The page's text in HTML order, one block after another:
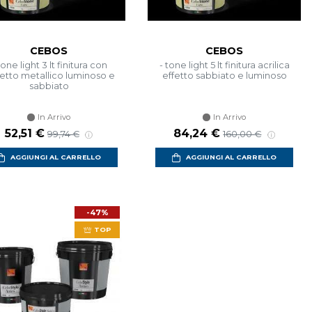
CEBOS
light 3 lt finitura con
metallico luminoso e
sabbiato
In Arrivo
Prezzo scontato
52,51 € Prezzo di listino
99,74 €
AGGIUNGI AL CARRELLO
CEBOS
- tone light 5 lt finitura acrilica
effetto sabbiato e luminoso
In Arrivo
Prezzo scontato
84,24 € Prezzo di listino
160,00 €
AGGIUNGI AL CARRELLO
-47%
TOP